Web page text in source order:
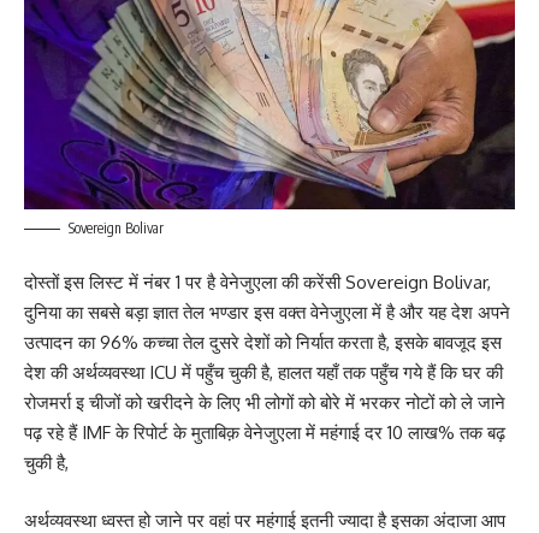
Sovereign Bolivar
दोस्तों इस लिस्ट में नंबर 1 पर है वेनेजुएला की करेंसी Sovereign Bolivar,
दुनिया का सबसे बड़ा ज्ञात तेल भण्डार इस वक्त वेनेजुएला में है और यह देश अपने
उत्पादन का 96% कच्चा तेल दुसरे देशों को निर्यात करता है, इसके बावजूद इस
देश की अर्थव्यवस्था ICU में पहुँच चुकी है, हालत यहाँ तक पहुँच गये हैं कि घर की
रोजमर्रा इ चीजों को खरीदने के लिए भी लोगों को बोरे में भरकर नोटों को ले जाने
पढ़ रहे हैं IMF के रिपोर्ट के मुताबिक़ वेनेजुएला में महंगाई दर 10 लाख% तक बढ़
चुकी है,
अर्थव्यवस्था ध्वस्त हो जाने पर वहां पर महंगाई इतनी ज्यादा है इसका अंदाजा आप